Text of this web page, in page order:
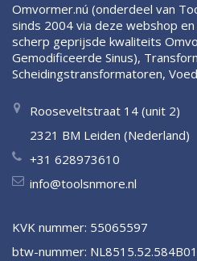
Omvormer.nú (onderdeel van
sinds 2004 via deze webshop
scherp geprijsde kwaliteits
Gemodificeerde Sinus),
Scheidingstransformatoren,
Rooseveltstraat 14 (unit 2)
2321 BM Leiden (Nederland)
+31 628973610
info@toolsnmore.nl
KVK nummer: 55065597
btw-nummer: NL8515.52.584B01